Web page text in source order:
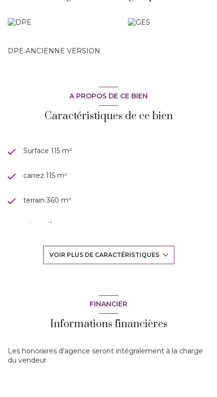
DPE ANCIENNE VERSION
A PROPOS DE CE BIEN
Caractéristiques de ce bien
Surface 115 m²
carrez 115 m²
terrain 360 m²
séjour 41 m²
cuisine américaine (équipée)
1 parking(s)
VOIR PLUS DE CARACTÉRISTIQUES
FINANCIER
Informations financières
Les honoraires d'agence seront intégralement à la charge
du vendeur